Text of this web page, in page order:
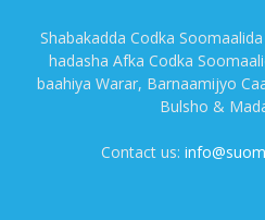
Shabakadda Codka
hadasha Afka Codka
baahiya Warar, Barnaamijyo
Bulsho &
Contact us: